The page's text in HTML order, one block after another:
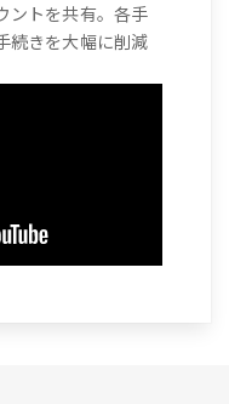
ントを共有。各手
続きを大幅に削減